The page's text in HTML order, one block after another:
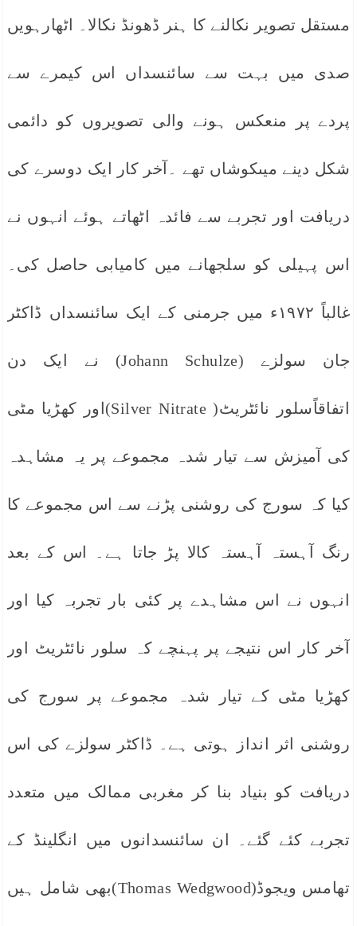
مستقل تصویر نکالنے کا ہنر ڈھونڈ نکالا۔ اٹھارہویں
صدی میں بہت سے سائنسداں اس کیمرے سے
پردے پر منعکس ہونے والی تصویروں کو دائمی
شکل دینے میںکوشاں تھے ۔آخر کار ایک دوسرے کی
دریافت اور تجربے سے فائدہ اٹھاتے ہوئے انہوں نے
اس پہیلی کو سلجھانے میں کامیابی حاصل کی۔
غالباً ۱۹۷۲ء میں جرمنی کے ایک سائنسداں ڈاکٹر
جان سولزے (Johann Schulze) نے ایک دن
اتفاقاًسلور نائٹریٹ( Silver Nitrate)اور کھڑیا مٹی
کی آمیزش سے تیار شدہ مجموعے پر یہ مشاہدہ
کیا کہ سورج کی روشنی پڑنے سے اس مجموعے کا
رنگ آہستہ آہستہ کالا پڑ جاتا ہے۔ اس کے بعد
انہوں نے اس مشاہدے پر کئی بار تجربہ کیا اور
آخر کار اس نتیجے پر پہنچے کہ سلور نائٹریٹ اور
کھڑیا مٹی کے تیار شدہ مجموعے پر سورج کی
روشنی اثر انداز ہوتی ہے۔ ڈاکٹر سولزے کی اس
دریافت کو بنیاد بنا کر مغربی ممالک میں متعدد
تجربے کئے گئے۔ ان سائنسدانوں میں انگلینڈ کے
تھامس ویجوڈ(Thomas Wedgwood)بھی شامل ہیں